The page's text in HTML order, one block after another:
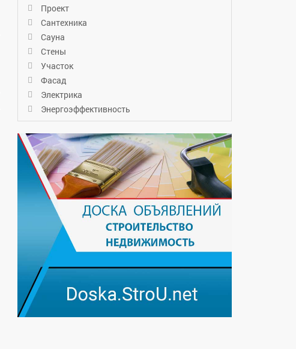
Проект
Сантехника
Сауна
Стены
Участок
Фасад
Электрика
Энергоэффективность